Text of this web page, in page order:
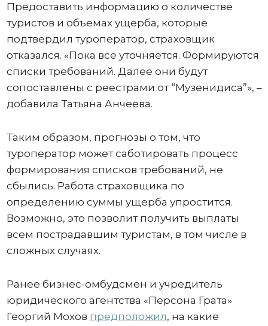
Предоставить информацию о количестве
туристов и объемах ущерба, которые
подтвердил туроператор, страховщик
отказался. «Пока все уточняется. Формируются
списки требований. Далее они будут
сопоставлены с реестрами от “Музенидиса”», –
добавила Татьяна Анчеева.
Таким образом, прогнозы о том, что
туроператор может саботировать процесс
формирования списков требований, не
сбылись. Работа страховщика по
определению суммы ущерба упростится.
Возможно, это позволит получить выплаты
всем пострадавшим туристам, в том числе в
сложных случаях.
Ранее бизнес-омбудсмен и учредитель
юридического агентства «Персона Грата»
Георгий Мохов предположил, на какие